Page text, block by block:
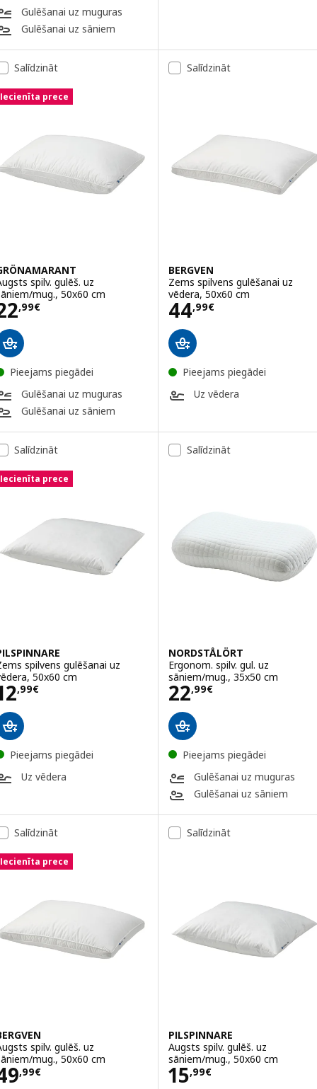
Gulēšanai uz muguras
Gulēšanai uz sāniem
Salīdzināt
Iecienīta prece
spilv. gulēš. uz
mug., 50x60 cm
,99€22,99€
Pieejams piegādei
Gulēšanai uz muguras
Gulēšanai uz sāniem
Salīdzināt
BERGVEN
Zems spilvens gulēšanai uz
vēdera, 50x60 cm
44,99€
Cena 44,99€
Pieejams piegādei
Uz vēdera
Salīdzināt
Iecienīta prece
spilvens gulēšanai uz
50x60 cm
,99€ 12,99€
Pieejams piegādei
Uz vēdera
Salīdzināt
NORDSTÅLÖRT
Ergonom. spilv. gul. uz
sāniem/mug., 35x50 cm
22,99€
Cena 22,99€
Pieejams piegādei
Gulēšanai uz muguras
Gulēšanai uz sāniem
Salīdzināt
Iecienīta prece
spilv. gulēš. uz
mug., 50x60 cm
,99€49,99€
Salīdzināt
PILSPINNARE
Augsts spilv. gulēš. uz
sāniem/mug., 50x60 cm
15,99€
Cena 15,99€